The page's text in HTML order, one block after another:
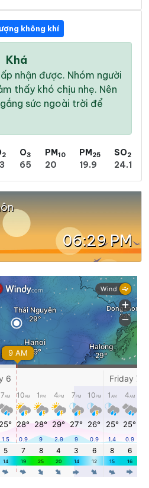
không khí
Khá
nhận được. Nhóm người
thấy khó chịu nhẹ. Nên
sức ngoài trời để
2 O3
65
PM10
20
PM25
19.9
SO2
24.1
06:29 PM